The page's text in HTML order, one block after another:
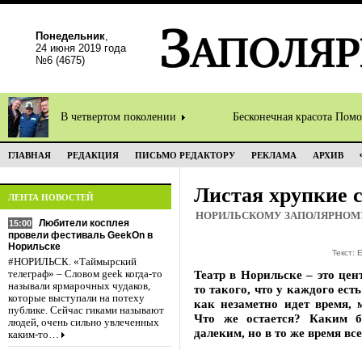
Понедельник,
24 июня 2019 года
№6 (4675)
В четвертом поколении Бесконечная красота
ГЛАВНАЯ РЕДАКЦИЯ ПИСЬМО РЕДАКТОРУ РЕКЛАМА АРХИВ
ЛЕНТА НОВОСТЕЙ
15:00
Любители косплея
провели фестиваль GeekOn в
Норильске
#НОРИЛЬСК. «Таймырский
телеграф» – Словом geek когда-то
называли ярмарочных чудаков,
которые выступали на потеху
публике. Сейчас гиками называют
людей, очень сильно увлеченных
каким-то…
Листая хрупкие
НОРИЛЬСКОМУ
Текст:
Театр в Норильске – это
то такого, что у каждого
как незаметно идет время,
Что же остается? Каким
далеким, но в то же время